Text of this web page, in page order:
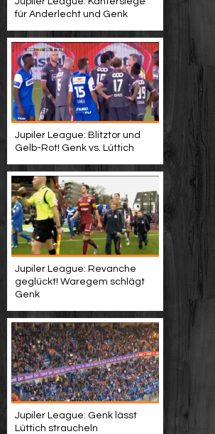
für Anderlecht und Genk
Jupiler League: Blitztor und
Gelb-Rot! Genk vs. Lüttich
Jupiler League: Revanche
geglückt! Waregem schlägt
Genk
Jupiler League: Genk lässt
Lüttich straucheln